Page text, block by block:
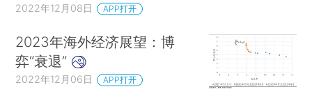
2022年12月08日 APP打开
2023年海外经济展望：博
弈“衰退”
2022年12月06日 APP打开